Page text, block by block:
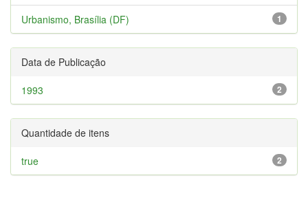
1
Urbanismo, Brasília (DF)
Data de Publicação
2
1993
Quantidade de itens
2
true